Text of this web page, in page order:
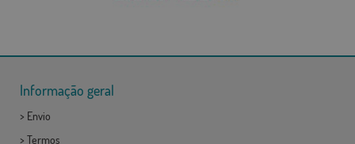
Informação geral
> Envio
> Termos